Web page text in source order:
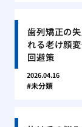
歯列矯正の
れる老け顔
回避策
2026.04.16
未分類